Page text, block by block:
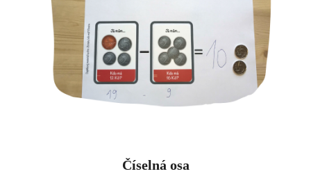
Číselná osa